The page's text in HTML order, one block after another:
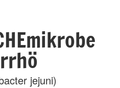
jejuni)